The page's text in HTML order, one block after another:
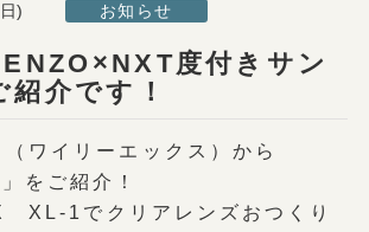
度付きサン
介です！
) お知らせ
ワイリーエックス）から
をご紹介！
XL-1でクリアレンズおつくり